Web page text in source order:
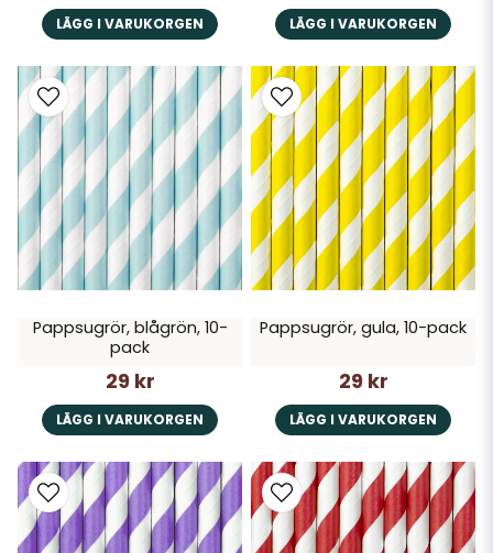
LÄGG I VARUKORGEN LÄGG I VARUKORGEN
Pappsugrör, blågrön, 10-
pack
29 kr
LÄGG I VARUKORGEN
Pappsugrör, gula, 10-pack
29 kr
LÄGG I VARUKORGEN